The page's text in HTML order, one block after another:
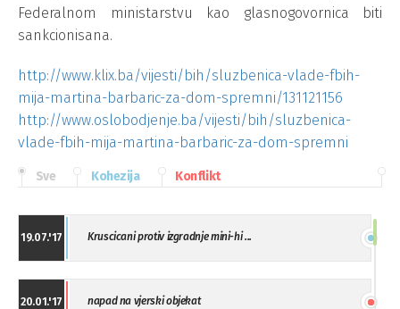
Federalnom ministarstvu kao glasnogovornica biti
sankcionisana.
http://www.klix.ba/vijesti/bih/sluzbenica-vlade-fbih-
mija-martina-barbaric-za-dom-spremni/131121156
http://www.oslobodjenje.ba/vijesti/bih/sluzbenica-
vlade-fbih-mija-martina-barbaric-za-dom-spremni
Sve Kohezija Konflikt
19.07.'17 Kruscicani protiv izgradnje mini-hi ...
20.01.'17 napad na vjerski objekat